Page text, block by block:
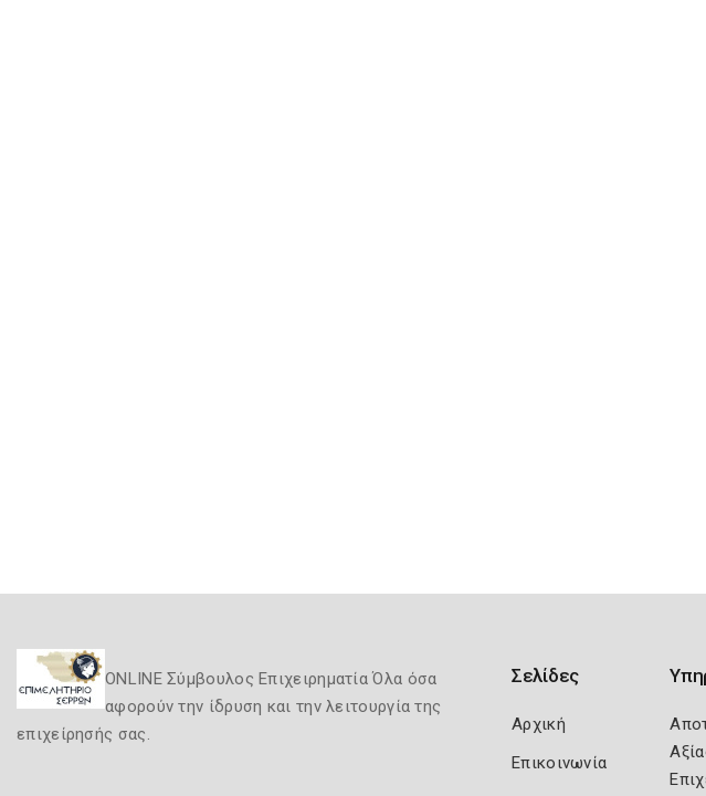
ONLINE Σύμβουλος Επιχειρηματία Όλα όσα
αφορούν την ίδρυση και την λειτουργία της
επιχείρησής σας.
Σελίδες
Αρχική
Επικοινωνία